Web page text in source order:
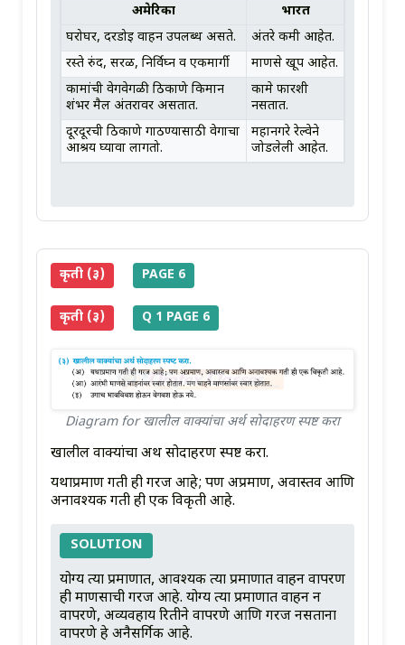
अमेरिका
भारत
घरोघर, दरडोई वाहन उपलब्ध असते.
अंतरे कमी आहेत.
रस्ते रुंद, सरळ, निर्विघ्न व एकमार्गी
माणसे खूप आहेत.
कामांची वेगवेगळी ठिकाणे किमान
शंभर मैल अंतरावर असतात.
कामे फारशी
नसतात.
दूरदूरची ठिकाणे गाठण्यासाठी वेगाचा
आश्रय घ्यावा लागतो.
महानगरे रेल्वेने
जोडलेली आहेत.
कृती (३) PAGE 6
कृती (३) Q 1 PAGE 6
Diagram for खालील वाक्यांचा अर्थ सोदाहरण स्पष्ट करा
खालील वाक्यांचा अर्थ सोदाहरण स्पष्ट करा.
यथाप्रमाण गती ही गरज आहे; पण अप्रमाण, अवास्तव आणि
अनावश्यक गती ही एक विकृती आहे.
SOLUTION
योग्य त्या प्रमाणात, आवश्यक त्या प्रमाणात वाहन वापरण
ही माणसाची गरज आहे. योग्य त्या प्रमाणात वाहन न
वापरणे, अव्यवहार्य रितीने वापरणे आणि गरज नसताना
वापरणे हे अनैसर्गिक आहे.